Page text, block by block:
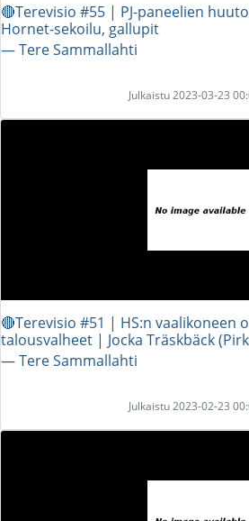
🔴Terevisio #55 | PJ-paneelien
Hornet-sekoilu, gallupit
― Tere Sammallahti
Julkaistu 2023-03-23
🔴Terevisio #51 | HS:n vaalikoneen
talousvalheet | Jocka Träskbäck
― Tere Sammallahti
Julkaistu 2023-02-23